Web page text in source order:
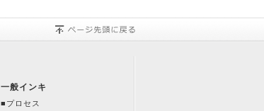
一般インキ
■プロセス